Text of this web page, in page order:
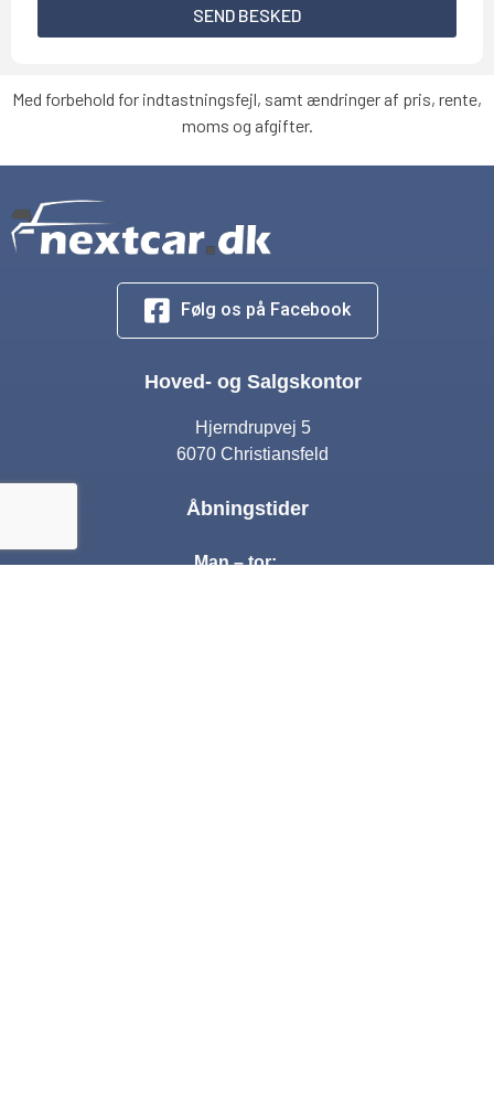
SEND BESKED
Med forbehold for indtastningsfejl, samt ændringer af pris, rente,
moms og afgifter.
Følg os på Facebook
Hoved- og Salgskontor
Hjerndrupvej 5
6070 Christiansfeld
Åbningstider
Man – tor: